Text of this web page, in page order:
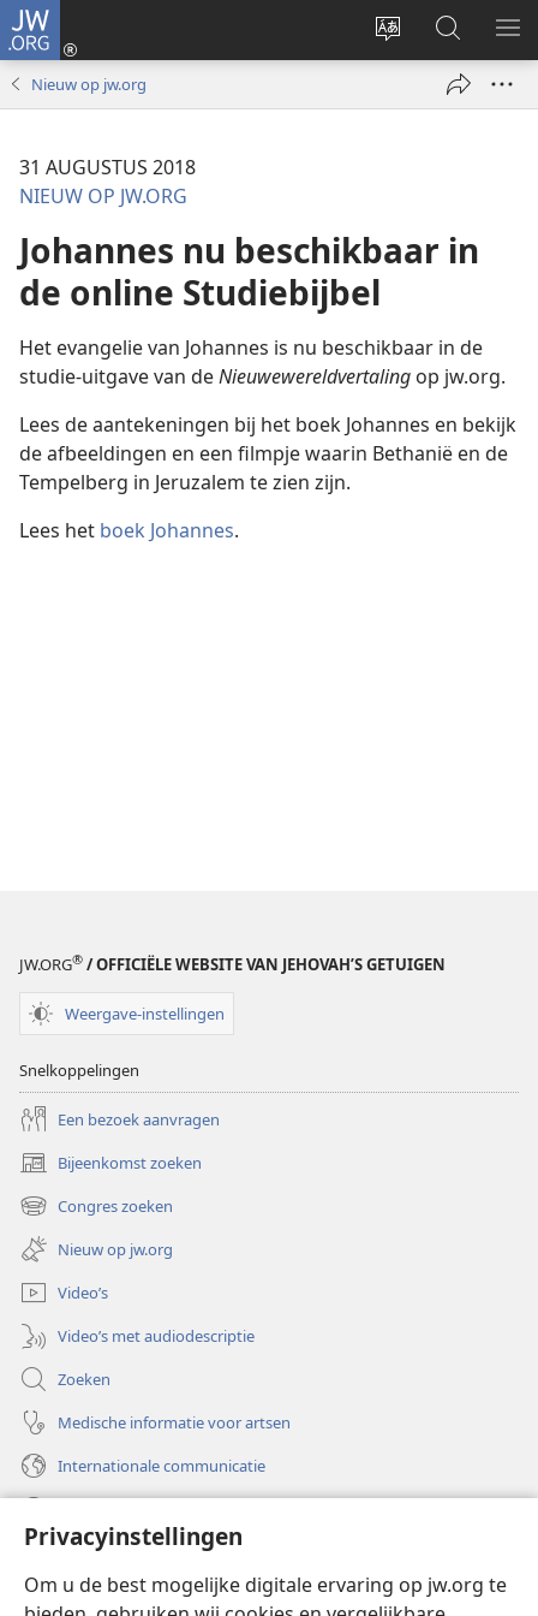
Privacyinstellingen
Om u de best mogelijke digitale ervaring op jw.org te
JW.ORG
Taal
wijzigen
Inloggen
(opent
Zoeken
op
JW.ORG
Nieuw op jw.org
31 AUGUSTUS 2018
NIEUW OP JW.ORG
Johannes nu beschikbaar in
de online Studiebijbel
Het evangelie van Johannes is nu beschikbaar in de
studie-uitgave van deNieuwewereldvertaling op jw.org.
Lees de aantekeningen bij het boek Johannes en bekijk
de afbeeldingen en een filmpje waarin Bethanië en de
Tempelberg in Jeruzalem te zien zijn.
Lees het boek Johannes.
JW.ORG® / OFFICIËLE WEBSITE VAN JEHOVAH’S GETUIGEN
Weergave-instellingen
Snelkoppelingen
Een bezoek aanvragen
Bijeenkomst zoeken
(opent
nieuw
venster)
Congres zoeken
(opent
nieuw
venster)
Nieuw op jw.org
Video’s
Video’s met audiodescriptie
Zoeken
Medische informatie voor artsen
Internationale communicatie
(opent
nieuw